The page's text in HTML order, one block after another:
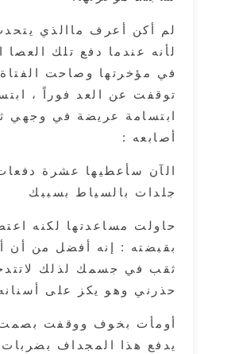
لم أكن أعرف ماالذي يتحدث
لأنه عندما دفع تلك العصا الكبيرة
في مؤخرتها وصاحت الفتاة متألمة
توقفت عن العد فوراً ، ابتسم
ابتسامة عريضة في وجهي ثم رفع
أصابعه :
الآن سأعطيها عشرة دفعات
جلدات بالسياط بسببك
حاولت مساعدتها لكنه اعتصر
بقبضته : إنه أفضل من أن
ثقب في جسمك لذلك لاتتدخلي…
حذرني وهو يكز على أسنانه.
أومأت بخوف ووقفت بصمت، بدأ
يدفع هذا المجداف بضربات